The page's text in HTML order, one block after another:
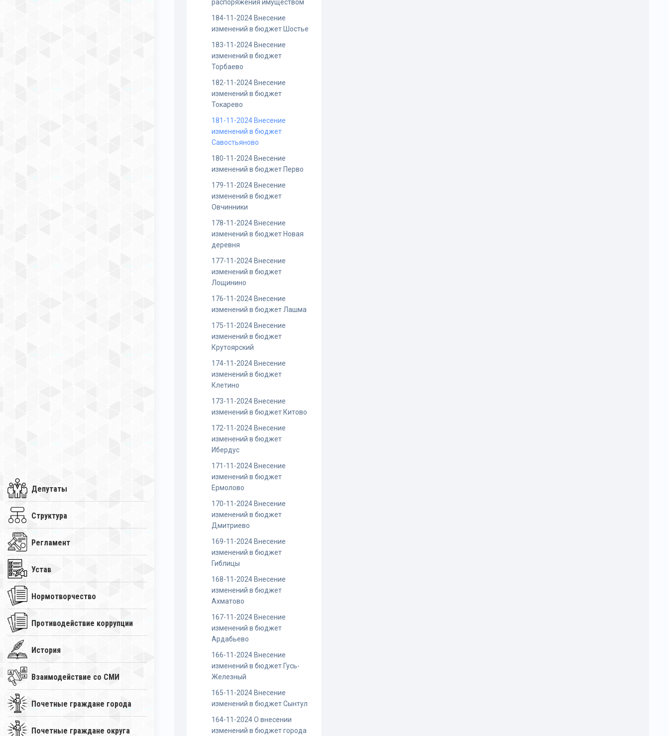
Депутаты
Структура
Регламент
Устав
Нормотворчество
Противодействие коррупции
История
Взаимодействие со СМИ
Почетные граждане города
Почетные граждане округа
распоряжения имуществом
184-11-2024 Внесение
изменений в бюджет Шостье
183-11-2024 Внесение
изменений в бюджет
Торбаево
182-11-2024 Внесение
изменений в бюджет
Токарево
181-11-2024 Внесение
изменений в бюджет
Савостьяново
180-11-2024 Внесение
изменений в бюджет Перво
179-11-2024 Внесение
изменений в бюджет
Овчинники
178-11-2024 Внесение
изменений в бюджет Новая
деревня
177-11-2024 Внесение
изменений в бюджет
Лощинино
176-11-2024 Внесение
изменений в бюджет Лашма
175-11-2024 Внесение
изменений в бюджет
Крутоярский
174-11-2024 Внесение
изменений в бюджет
Клетино
173-11-2024 Внесение
изменений в бюджет Китово
172-11-2024 Внесение
изменений в бюджет
Ибердус
171-11-2024 Внесение
изменений в бюджет
Ермолово
170-11-2024 Внесение
изменений в бюджет
Дмитриево
169-11-2024 Внесение
изменений в бюджет
Гиблицы
168-11-2024 Внесение
изменений в бюджет
Ахматово
167-11-2024 Внесение
изменений в бюджет
Ардабьево
166-11-2024 Внесение
изменений в бюджет Гусь-
Железный
165-11-2024 Внесение
изменений в бюджет Сынтул
164-11-2024 О внесении
изменений в бюджет города